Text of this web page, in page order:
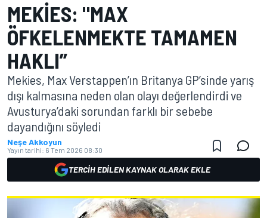
MEKIES: "MAX
ÖFKELENMEKTE TAMAMEN
HAKLI”
Mekies, Max Verstappen’ın Britanya GP’sinde yarış
dışı kalmasına neden olan olayı değerlendirdi ve
Avusturya’daki sorundan farklı bir sebebe
dayandığını söyledi
Neşe Akkoyun
Yayın tarihi: 6 Tem 2026 08:30
TERCIH EDILEN KAYNAK OLARAK EKLE